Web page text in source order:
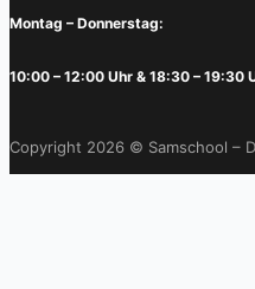
Montag – Donnerstag:
10:00 – 12:00 Uhr & 18:30 – 19:30
Copyright 2026 © Samschool –